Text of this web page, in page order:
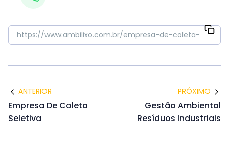
ANTERIOR
Empresa De Coleta
Seletiva
PRÓXIMO
Gestão Ambiental
Resíduos Industriais